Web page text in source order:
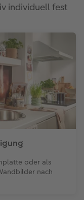
individuell fest
oder als
nach